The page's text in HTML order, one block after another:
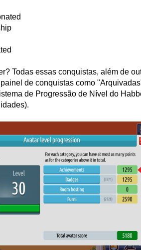
Todas essas conquistas, além de
de conquistas como
de Progressão de Nível do